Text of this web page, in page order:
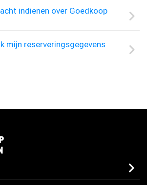
indienen over Goedkoop
mijn reserveringsgegevens